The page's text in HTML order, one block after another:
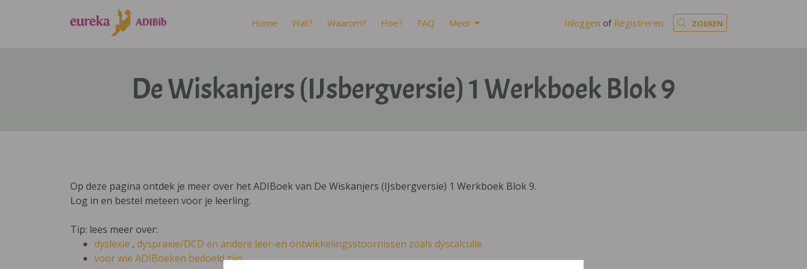
Home Wat? Waarom? Hoe? FAQ Meer Inloggen of Registreren ZOEKEN
De Wiskanjers (IJsbergversie) 1 Werkboek Blok 9
Op deze pagina ontdek je meer over het ADIBoek van De Wiskanjers (IJsbergversie) 1 Werkboek Blok 9.
Log in en bestel meteen voor je leerling.
Tip: lees meer over:
dyslexie , dyspraxie/DCD en andere leer-en ontwikkelingsstoornissen zoals dyscalculie
voor wie ADIBoeken bedoeld zijn